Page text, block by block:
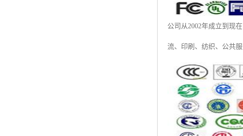
公司从2002年成立到现
流、印刷、纺织、公共